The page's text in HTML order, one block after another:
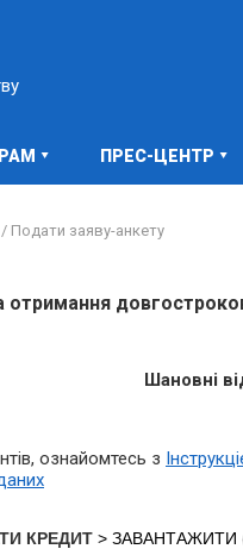
ПРЕС-ЦЕНТР
Подати заяву-анкету
отримання
Шановні
ознайомтесь з
КРЕДИТ > ЗАВАНТАЖИТИ